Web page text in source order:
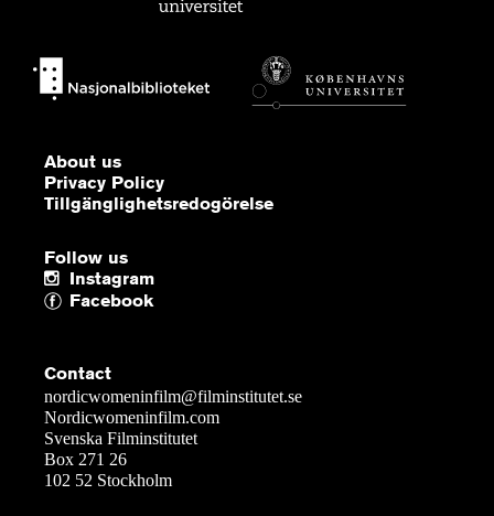
About us
Privacy Policy
Tillgänglighetsredogörelse
Follow us
Instagram
Facebook
Contact
nordicwomeninfilm@filminstitutet.se
Nordicwomeninfilm.com
Svenska Filminstitutet
Box 271 26
102 52 Stockholm